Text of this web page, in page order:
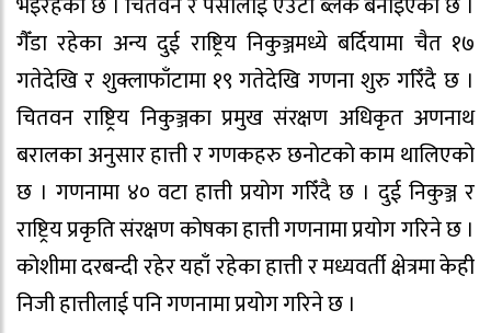
गैँडा रहेका अन्य दुई राष्ट्रिय निकुञ्जमध्ये बर्दियामा चैत १७
गतेदेखि र शुक्लाफाँटामा १९ गतेदेखि गणना शुरु गरिँदै छ ।
चितवन राष्ट्रिय निकुञ्जका प्रमुख संरक्षण अधिकृत अणनाथ
बरालका अनुसार हात्ती र गणकहरु छनोटको काम थालिएको
छ । गणनामा ४० वटा हात्ती प्रयोग गरिँदै छ । दुई निकुञ्ज र
राष्ट्रिय प्रकृति संरक्षण कोषका हात्ती गणनामा प्रयोग गरिने छ ।
कोशीमा दरबन्दी रहेर यहाँ रहेका हात्ती र मध्यवर्ती क्षेत्रमा केही
निजी हात्तीलाई पनि गणनामा प्रयोग गरिने छ ।